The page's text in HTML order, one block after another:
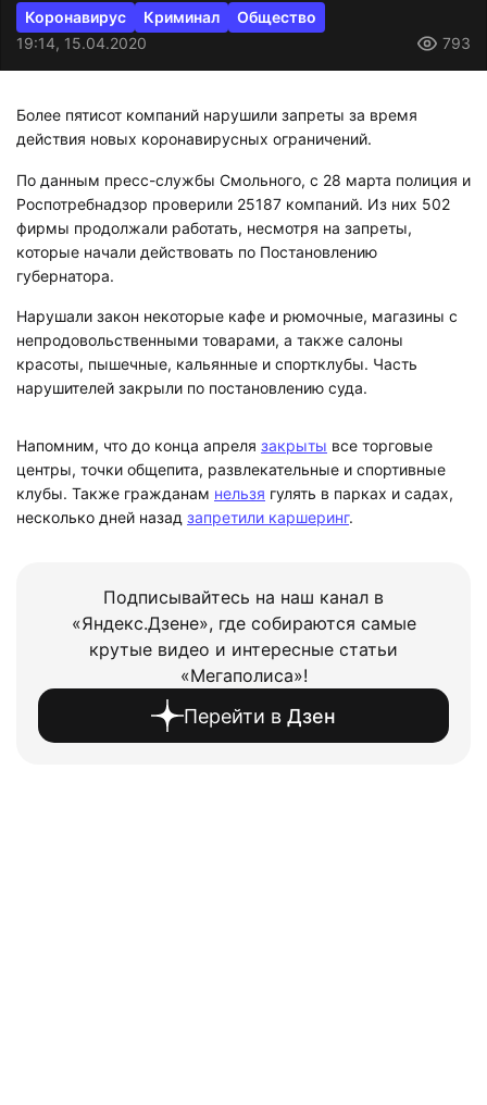
Коронавирус Криминал
Общество
19:14, 15.04.2020
793
Более пятисот компаний нарушили запреты за время
действия новых коронавирусных ограничений.
По данным пресс-службы Смольного, с 28 марта полиция и
Роспотребнадзор проверили 25187 компаний. Из них 502
фирмы продолжали работать, несмотря на запреты,
которые начали действовать по Постановлению
губернатора.
Нарушали закон некоторые кафе и рюмочные, магазины с
непродовольственными товарами, а также салоны
красоты, пышечные, кальянные и спортклубы. Часть
нарушителей закрыли по постановлению суда.
Напомним, что до конца апреля закрыты все торговые
центры, точки общепита, развлекательные и спортивные
клубы. Также гражданам нельзя гулять в парках и садах,
несколько дней назад запретили каршеринг.
Подписывайтесь на наш канал в
«Яндекс.Дзене», где собираются самые
крутые видео и интересные статьи
«Мегаполиса»!
Перейти в Дзен